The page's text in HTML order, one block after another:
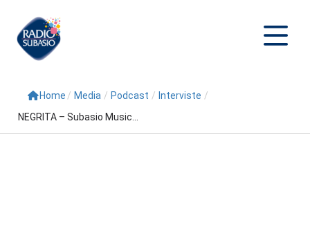
Cerca
Home / Media / Podcast / Interviste /
NEGRITA – Subasio Music...